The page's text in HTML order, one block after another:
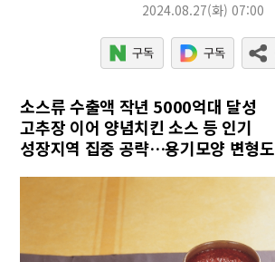
2024.08.27(화) 07:00
소스류 수출액 작년 5000억대 달성
고추장 이어 양념치킨 소스 등 인기
성장지역 집중 공략…용기모양 변형도